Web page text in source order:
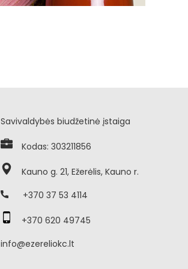
Savivaldybės biudžetinė įstaiga
Kodas: 303211856
Kauno g. 21, Ežerėlis, Kauno r.
+370 37 53 4114
+370 620 49745
info@ezereliokc.lt